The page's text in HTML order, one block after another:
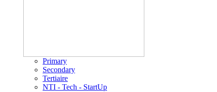
Primary
Secondary
Tertiaire
NTI - Tech - StartUp